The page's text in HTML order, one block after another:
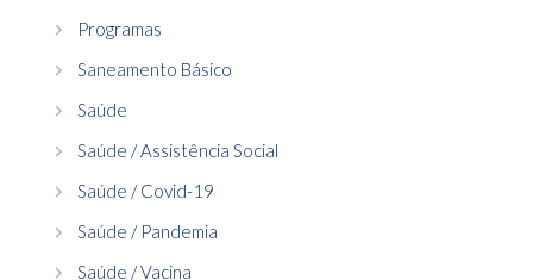
Programas
Saneamento Básico
Saúde
Saúde / Assistência Social
Saúde / Covid-19
Saúde / Pandemia
Saúde / Vacina